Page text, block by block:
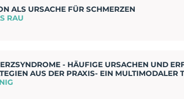
ALS URSACHE FÜR SCHMERZEN
RAU
- HÄUFIGE URSACHEN UND
AUS DER PRAXIS- EIN MULTIMODALER